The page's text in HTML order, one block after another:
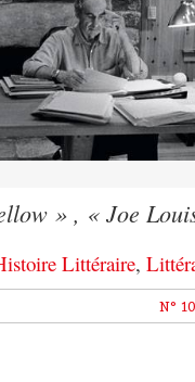
» , « Joe
Littéraire,
N°